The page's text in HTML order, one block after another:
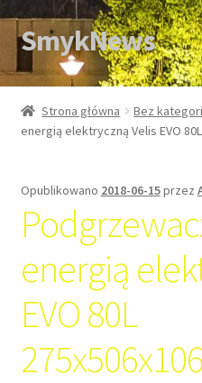
Przejdź
do
nawigacji
Przejdź
do
treści
SmykNews
Strona główna
Strona główna Bez
energią elektryczną Velis EVO
Opublikowano 2018-06-15przez
energią
EVO 80L